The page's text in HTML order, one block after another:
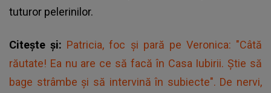
tuturor pelerinilor.
Citește și: Patricia, foc și pară pe Veronica: "Câtă
răutate! Ea nu are ce să facă în Casa Iubirii. Știe să
bage strâmbe și să intervină în subiecte". De nervi,